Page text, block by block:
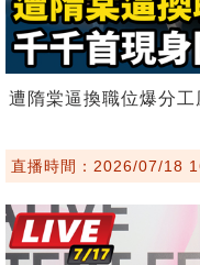
遭隋棠逼換職位爆分
直播時間：2026/07/18